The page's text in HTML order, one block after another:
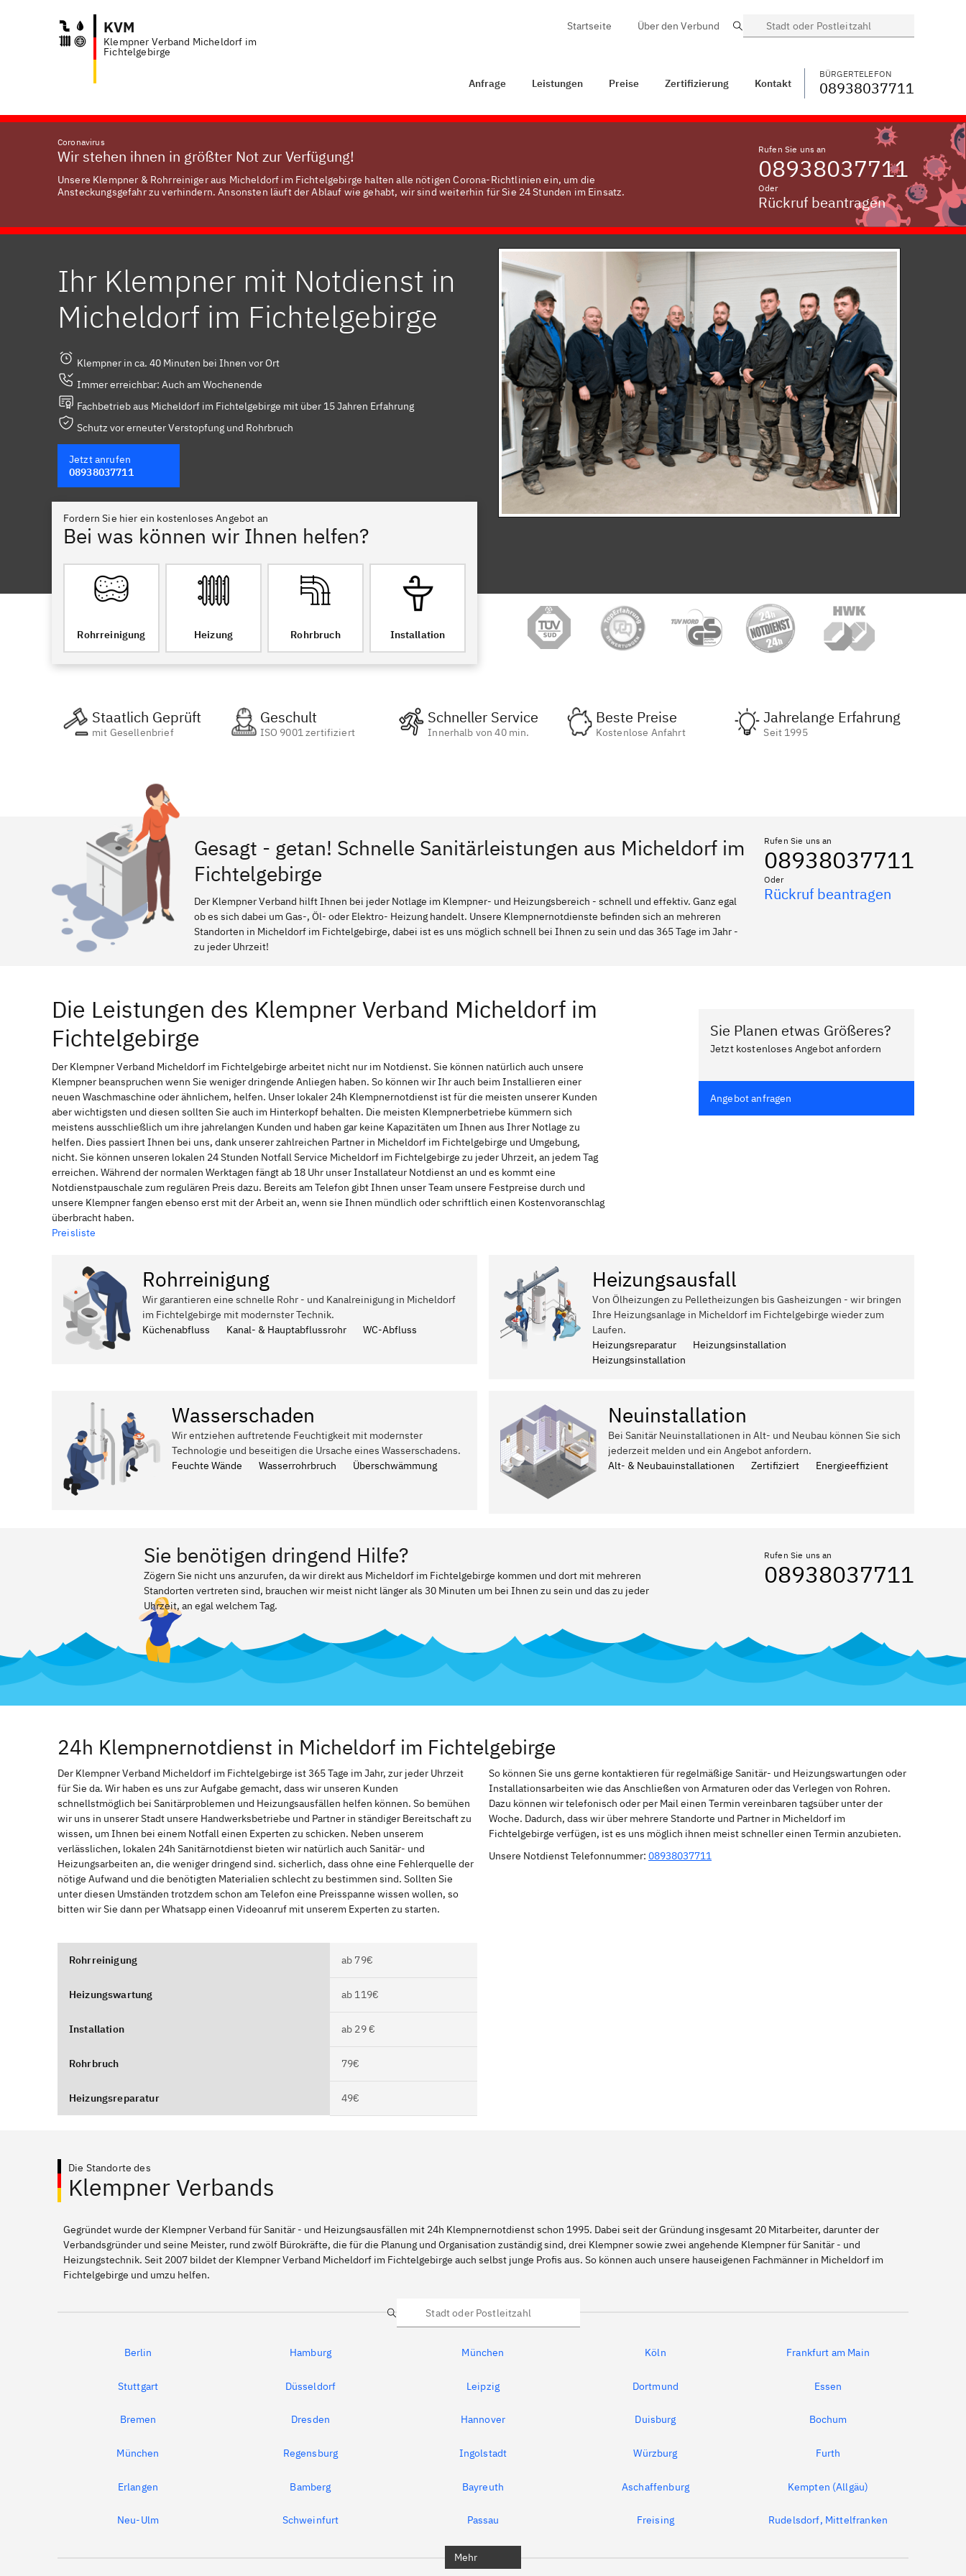
KVM
Klempner Verband Micheldorf im
Fichtelgebirge
BÜRGERTELEFON WECHSELN
Startseite Über den Verbund Suche
Anfrage Leistungen Preise Zertifizierung Kontakt
BÜRGERTELEFON
08938037711
Coronavirus
Wir stehen ihnen in größter Not zur Verfügung!
Unsere Klempner & Rohrreiniger aus Micheldorf im Fichtelgebirge halten alle nötigen Corona-Richtlinien ein, um die
Ansteckungsgefahr zu verhindern. Ansonsten läuft der Ablauf wie gehabt, wir sind weiterhin für Sie 24 Stunden im Einsatz.
Rufen Sie uns an
08938037711
Oder
Rückruf beantragen
Ihr Klempner mit Notdienst in
Micheldorf im Fichtelgebirge
Klempner in ca. 40 Minuten bei Ihnen vor Ort
Immer erreichbar: Auch am Wochenende
Fachbetrieb aus Micheldorf im Fichtelgebirge mit über 15 Jahren Erfahrung
Schutz vor erneuter Verstopfung und Rohrbruch
Jetzt anrufen
08938037711
Fordern Sie hier ein kostenloses Angebot an
Bei was können wir Ihnen helfen?
Rohrreinigung Heizung Rohrbruch Installation
Staatlich Geprüft
mit Gesellenbrief
Geschult
ISO 9001 zertifiziert
Schneller Service
Innerhalb von 40 min.
Beste Preise
Kostenlose Anfahrt
Jahrelange Erfahrung
Seit 1995
Gesagt - getan! Schnelle Sanitärleistungen aus Micheldorf im
Fichtelgebirge
Der Klempner Verband hilft Ihnen bei jeder Notlage im Klempner- und Heizungsbereich - schnell und effektiv. Ganz egal
ob es sich dabei um Gas-, Öl- oder Elektro- Heizung handelt. Unsere Klempnernotdienste befinden sich an mehreren
Standorten in Micheldorf im Fichtelgebirge, dabei ist es uns möglich schnell bei Ihnen zu sein und das 365 Tage im Jahr -
zu jeder Uhrzeit!
Rufen Sie uns an
08938037711
Oder
Rückruf beantragen
Die Leistungen des Klempner Verband Micheldorf im
Fichtelgebirge
Der Klempner Verband Micheldorf im Fichtelgebirge arbeitet nicht nur im Notdienst. Sie können natürlich auch unsere
Klempner beanspruchen wenn Sie weniger dringende Anliegen haben. So können wir Ihr auch beim Installieren einer
neuen Waschmaschine oder ähnlichem, helfen. Unser lokaler 24h Klempnernotdienst ist für die meisten unserer Kunden
aber wichtigsten und diesen sollten Sie auch im Hinterkopf behalten. Die meisten Klempnerbetriebe kümmern sich
meistens ausschließlich um ihre jahrelangen Kunden und haben gar keine Kapazitäten um Ihnen aus Ihrer Notlage zu
helfen. Dies passiert Ihnen bei uns, dank unserer zahlreichen Partner in Micheldorf im Fichtelgebirge und Umgebung,
nicht. Sie können unseren lokalen 24 Stunden Notfall Service Micheldorf im Fichtelgebirge zu jeder Uhrzeit, an jedem Tag
erreichen. Während der normalen Werktagen fängt ab 18 Uhr unser Installateur Notdienst an und es kommt eine
Notdienstpauschale zum regulären Preis dazu. Bereits am Telefon gibt Ihnen unser Team unsere Festpreise durch und
unsere Klempner fangen ebenso erst mit der Arbeit an, wenn sie Ihnen mündlich oder schriftlich einen Kostenvoranschlag
überbracht haben.
Preisliste
Sie Planen etwas Größeres?
Jetzt kostenloses Angebot anfordern
Angebot anfragen
Rohrreinigung
Wir garantieren eine schnelle Rohr - und Kanalreinigung in Micheldorf
im Fichtelgebirge mit modernster Technik.
Küchenabfluss
Kanal- & Hauptabflussrohr WC-Abfluss
Heizungsausfall
Von Ölheizungen zu Pelletheizungen bis Gasheizungen - wir bringen
Ihre Heizungsanlage in Micheldorf im Fichtelgebirge wieder zum
Laufen.
Heizungsreparatur
Heizungsinstallation
Heizungsinstallation
Wasserschaden
Wir entziehen auftretende Feuchtigkeit mit modernster
Technologie und beseitigen die Ursache eines Wasserschadens.
Feuchte Wände
Wasserrohrbruch Überschwämmung
Neuinstallation
Bei Sanitär Neuinstallationen in Alt- und Neubau können Sie sich
jederzeit melden und ein Angebot anfordern.
Alt- & Neubauinstallationen
Zertifiziert Energieeffizient
Sie benötigen dringend Hilfe?
Zögern Sie nicht uns anzurufen, da wir direkt aus Micheldorf im Fichtelgebirge kommen und dort mit mehreren
Standorten vertreten sind, brauchen wir meist nicht länger als 30 Minuten um bei Ihnen zu sein und das zu jeder
Uhrzeit, an egal welchem Tag.
Rufen Sie uns an
08938037711
24h Klempnernotdienst in Micheldorf im Fichtelgebirge
Der Klempner Verband Micheldorf im Fichtelgebirge ist 365 Tage im Jahr, zur jeder Uhrzeit
für Sie da. Wir haben es uns zur Aufgabe gemacht, dass wir unseren Kunden
schnellstmöglich bei Sanitärproblemen und Heizungsausfällen helfen können. So bemühen
wir uns in unserer Stadt unsere Handwerksbetriebe und Partner in ständiger Bereitschaft zu
wissen, um Ihnen bei einem Notfall einen Experten zu schicken. Neben unserem
verlässlichen, lokalen 24h Sanitärnotdienst bieten wir natürlich auch Sanitär- und
Heizungsarbeiten an, die weniger dringend sind. sicherlich, dass ohne eine Fehlerquelle der
nötige Aufwand und die benötigten Materialien schlecht zu bestimmen sind. Sollten Sie
unter diesen Umständen trotzdem schon am Telefon eine Preisspanne wissen wollen, so
bitten wir Sie dann per Whatsapp einen Videoanruf mit unserem Experten zu starten.
So können Sie uns gerne kontaktieren für regelmäßige Sanitär- und Heizungswartungen oder
Installationsarbeiten wie das Anschließen von Armaturen oder das Verlegen von Rohren.
Dazu können wir telefonisch oder per Mail einen Termin vereinbaren tagsüber unter der
Woche. Dadurch, dass wir über mehrere Standorte und Partner in Micheldorf im
Fichtelgebirge verfügen, ist es uns möglich ihnen meist schneller einen Termin anzubieten.
Unsere Notdienst Telefonnummer: 08938037711
Rohrreinigung ab 79€
Heizungswartung ab 119€
Installation ab 29 €
Rohrbruch 79€
Heizungsreparatur 49€
Die Standorte des
Klempner Verbands
Gegründet wurde der Klempner Verband für Sanitär - und Heizungsausfällen mit 24h Klempnernotdienst schon 1995. Dabei seit der Gründung insgesamt 20 Mitarbeiter, darunter der
Verbandsgründer und seine Meister, rund zwölf Bürokräfte, die für die Planung und Organisation zuständig sind, drei Klempner sowie zwei angehende Klempner für Sanitär - und
Heizungstechnik. Seit 2007 bildet der Klempner Verband Micheldorf im Fichtelgebirge auch selbst junge Profis aus. So können auch unsere hauseigenen Fachmänner in Micheldorf im
Fichtelgebirge und umzu helfen.
Suche
Berlin Hamburg München Köln Frankfurt am Main
Stuttgart Düsseldorf Leipzig Dortmund Essen
Bremen Dresden Hannover Duisburg Bochum
München Regensburg Ingolstadt Würzburg Furth
Erlangen Bamberg Bayreuth Aschaffenburg Kempten (Allgäu)
Neu-Ulm Schweinfurt Passau Freising Rudelsdorf, Mittelfranken
Mehr